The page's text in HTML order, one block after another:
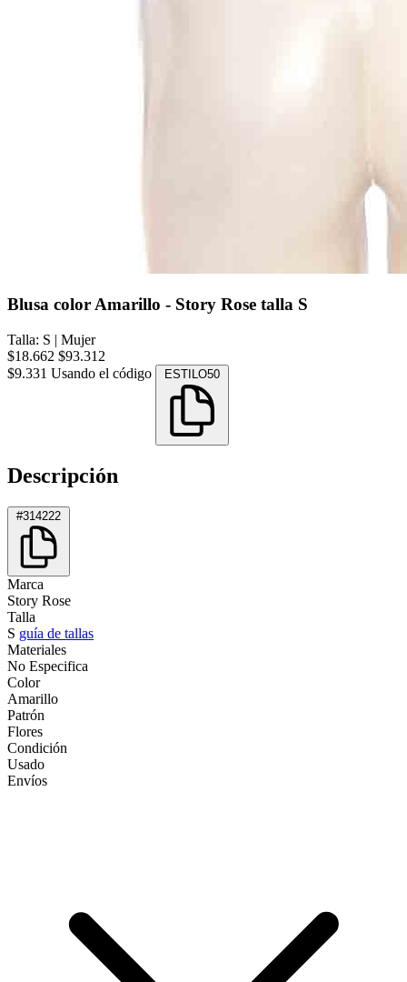
Blusa color Amarillo - Story Rose talla S
Talla: S | Mujer
$18.662 $93.312
$9.331 Usando el código ESTILO50
Descripción
#314222
Marca
Story Rose
Talla
S guía de tallas
Materiales
No Especifica
Color
Amarillo
Patrón
Flores
Condición
Usado
Envíos